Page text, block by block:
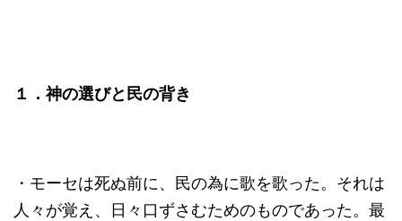
１．神の選びと民の背き
・モーセは死ぬ前に、民の為に歌を歌った。それは
人々が覚え、日々口ずさむためのものであった。最